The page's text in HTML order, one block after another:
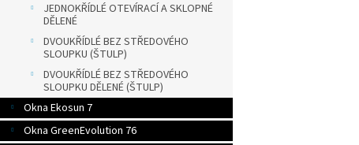
JEDNOKŘÍDLÉ OTEVÍRACÍ A SKLOPNÉ
DĚLENÉ
DVOUKŘÍDLÉ BEZ STŘEDOVÉHO
SLOUPKU (ŠTULP)
DVOUKŘÍDLÉ BEZ STŘEDOVÉHO
SLOUPKU DĚLENÉ (ŠTULP)
Okna Ekosun 7
Okna GreenEvolution 76